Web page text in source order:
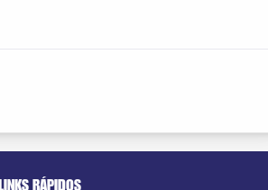
RÁPIDOS